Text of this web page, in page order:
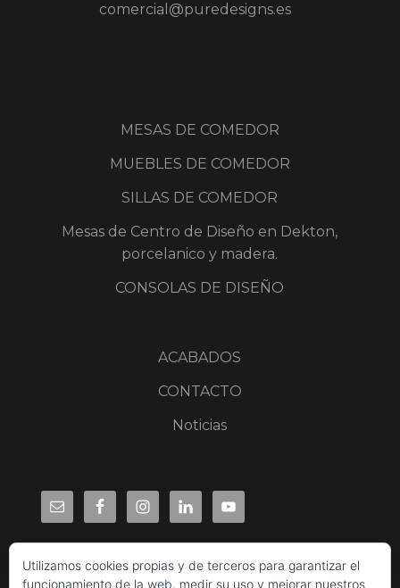
comercial@puredesigns.es
MESAS DE COMEDOR
MUEBLES DE COMEDOR
SILLAS DE COMEDOR
Mesas de Centro de Diseño en Dekton,
porcelanico y madera.
CONSOLAS DE DISEÑO
ACABADOS
CONTACTO
Noticias
Utilizamos cookies propias y de terceros para garantizar el
funcionamiento de la web, medir su uso y mejorar nuestros